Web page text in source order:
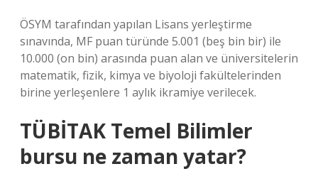
ÖSYM tarafından yapılan Lisans yerleştirme
sınavında, MF puan türünde 5.001 (beş bin bir) ile
10.000 (on bin) arasında puan alan ve üniversitelerin
matematik, fizik, kimya ve biyoloji fakültelerinden
birine yerleşenlere 1 aylık ikramiye verilecek.
TÜBİTAK Temel Bilimler
bursu ne zaman yatar?